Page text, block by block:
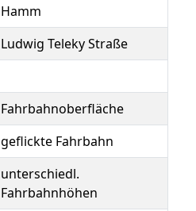
Hamm
Ludwig Teleky Straße
Fahrbahnoberfläche
geflickte Fahrbahn
unterschiedl.
Fahrbahnhöhen